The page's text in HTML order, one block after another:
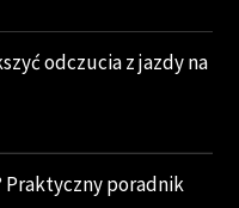
odczucia z jazdy na
Praktyczny poradnik